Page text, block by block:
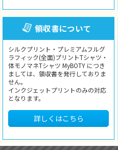
領収書について
シルクプリント・プレミアムフルグ
ラフィック(全面)プリントTシャツ・
体モノマネTシャツ MyBOTY につき
ましては、領収書を発行しておりま
せん。
インクジェットプリントのみの対応
となります。
詳しくはこちら